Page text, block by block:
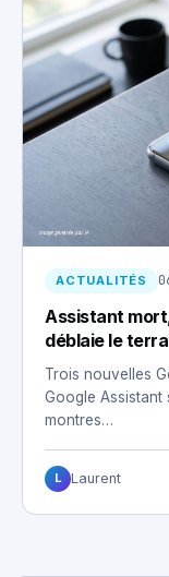
ACTUALITÉS
Assistant
déblaie le
Trois nouvelles
Google Assistant
montres…
L Laurent